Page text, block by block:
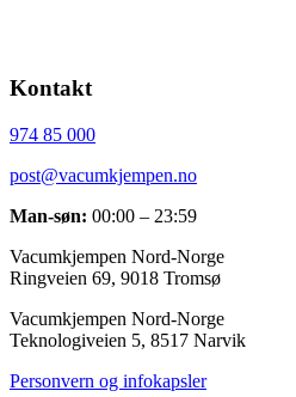
Kontakt
974 85 000
post@vacumkjempen.no
Man-søn: 00:00 – 23:59
Vacumkjempen Nord-Norge
Ringveien 69, 9018 Tromsø
Vacumkjempen Nord-Norge
Teknologiveien 5, 8517 Narvik
Personvern og infokapsler